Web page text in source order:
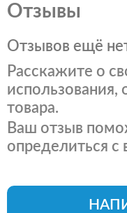
Отзывы
Отзывов ещё
Расскажите о
использования,
товара.
Ваш отзыв
определиться с